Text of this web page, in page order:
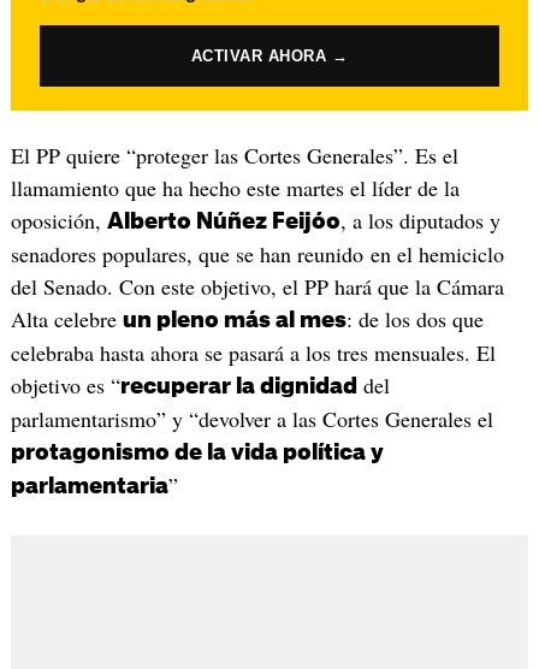
ACTIVAR AHORA →
El PP quiere “proteger las Cortes Generales”. Es el
llamamiento que ha hecho este martes el líder de la
oposición, Alberto Núñez Feijóo, a los diputados y
senadores populares, que se han reunido en el hemiciclo
del Senado. Con este objetivo, el PP hará que la Cámara
Alta celebre un pleno más al mes: de los dos que
celebraba hasta ahora se pasará a los tres mensuales. El
objetivo es “recuperar la dignidad del
parlamentarismo” y “devolver a las Cortes Generales el
protagonismo de la vida política y
parlamentaria”